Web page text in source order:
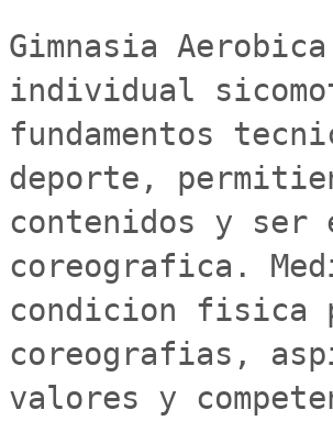
Gimnasia
individual
fundamentos
deporte,
contenidos y ser
coreografica.
condicion fisica
coreografias,
valores y